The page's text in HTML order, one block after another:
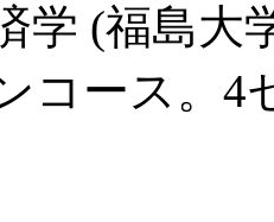
学 (福島大
コース。4